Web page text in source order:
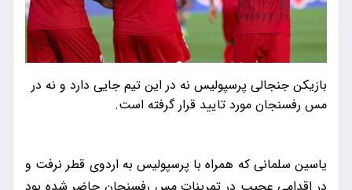
بازیکن جنجالی پرسپولیس نه در این تیم جایی دارد و نه در
مس رفسنجان مورد تایید قرار گرفته است.
یاسین سلمانی که همراه با پرسپولیس به اردوی قطر نرفت و